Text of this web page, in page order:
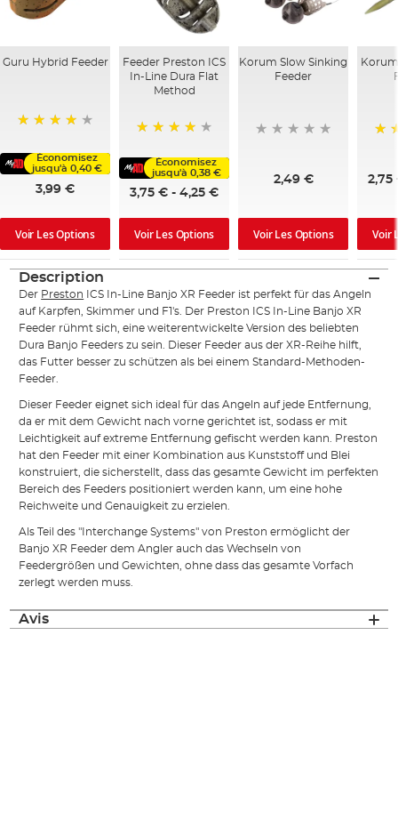
Guru Hybrid Feeder
Économisez
jusqu'à0,40 €
3,99 €
Voir Les Options
Feeder Preston ICS
In-Line Dura Flat
Method
Économisez
jusqu'à 0,38 €
3,75 € -4,25 €
Voir Les Options
Korum Slow Sinking
Feeder
2,49 €
Voir Les Options
2,75
Voir
Description
Der Preston
ICS In-Line Banjo XR Feeder ist perfekt für das Angeln
auf Karpfen, Skimmer und F1's. Der Preston ICS In-Line Banjo XR
Feeder rühmt sich, eine weiterentwickelte Version des beliebten
Dura Banjo Feeders zu sein. Dieser Feeder aus der XR-Reihe hilft,
das Futter besser zu schützen als bei einem Standard-Methoden-
Feeder.
Dieser Feeder eignet sich ideal für das Angeln auf jede Entfernung,
da er mit dem Gewicht nach vorne gerichtet ist, sodass er mit
Leichtigkeit auf extreme Entfernung gefischt werden kann. Preston
hat den Feeder mit einer Kombination aus Kunststoff und Blei
konstruiert, die sicherstellt, dass das gesamte Gewicht im perfekten
Bereich des Feeders positioniert werden kann, um eine hohe
Reichweite und Genauigkeit zu erzielen.
Als Teil des "Interchange Systems" von Preston ermöglicht der
Banjo XR Feeder dem Angler auch das Wechseln von
Feedergrößen und Gewichten, ohne dass das gesamte Vorfach
zerlegt werden muss.
Avis